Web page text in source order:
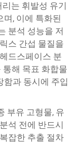
는 휘발성 유기
, 이에 특화된
분석 성능을 저
스 간섭 물질을
드스페이스 분
통해 목표 화합물
함과 동시에 주입
부유 고형물, 유
석 전에 반드시
잡한 추출 절차